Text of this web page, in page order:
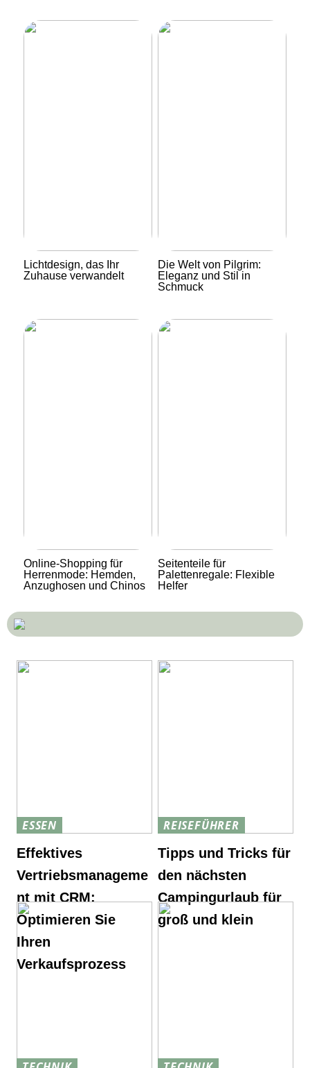
Lichtdesign, das Ihr
Zuhause verwandelt
Die Welt von Pilgrim:
Eleganz und Stil in
Schmuck
Online-Shopping für
Herrenmode: Hemden,
Anzughosen und Chinos
Seitenteile für
Palettenregale: Flexible
Helfer
ESSEN
Effektives
Vertriebsmanageme
nt mit CRM:
Optimieren Sie
Ihren
Verkaufsprozess
REISEFÜHRER
Tipps und Tricks für
den nächsten
Campingurlaub für
groß und klein